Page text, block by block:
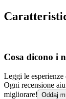
Cosa dicono i
Leggi le
Ogni recensione
migliorare! Oddaj